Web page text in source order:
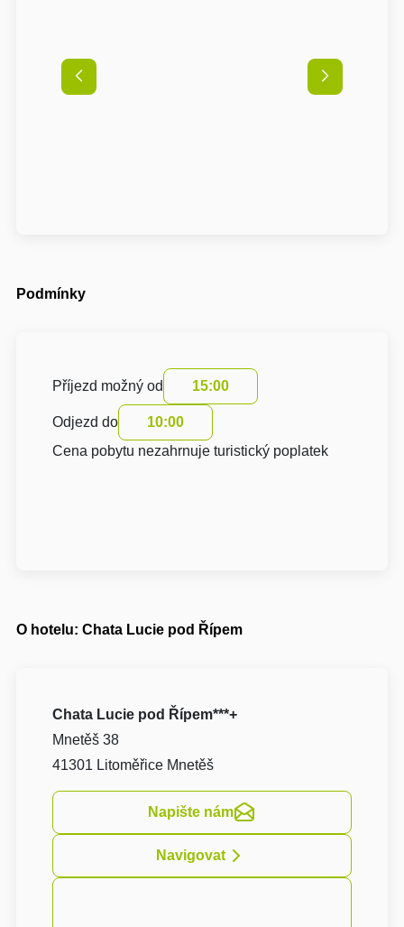
Podmínky
Příjezd možný od 15:00
Odjezd do
10:00
Cena pobytu nezahrnuje turistický poplatek
O hotelu: Chata Lucie pod Řípem
Chata Lucie pod Řípem***+
Mnetěš 38
41301 Litoměřice Mnetěš
Napište nám
Navigovat